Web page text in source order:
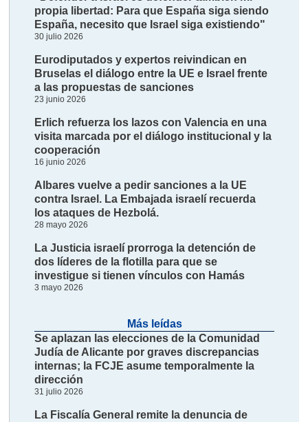
propia libertad: Para que España siga siendo
España, necesito que Israel siga existiendo"
30 julio 2026
Eurodiputados y expertos reivindican en
Bruselas el diálogo entre la UE e Israel frente
a las propuestas de sanciones
23 junio 2026
Erlich refuerza los lazos con Valencia en una
visita marcada por el diálogo institucional y la
cooperación
16 junio 2026
Albares vuelve a pedir sanciones a la UE
contra Israel. La Embajada israelí recuerda
los ataques de Hezbolá.
28 mayo 2026
La Justicia israelí prorroga la detención de
dos líderes de la flotilla para que se
investigue si tienen vínculos con Hamás
3 mayo 2026
Más leídas
Se aplazan las elecciones de la Comunidad
Judía de Alicante por graves discrepancias
internas; la FCJE asume temporalmente la
dirección
31 julio 2026
La Fiscalía General remite la denuncia de